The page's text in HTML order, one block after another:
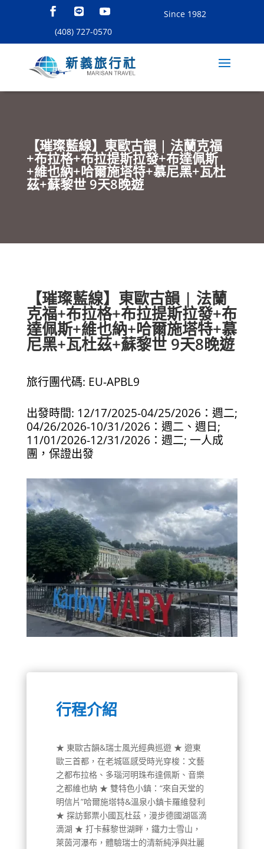
Since 1982
(408) 727-0570
【璀璨藍線】東歐古韻 | 法蘭克福
+布拉格+布拉提斯拉發+布達佩斯
+維也納+哈爾施塔特+慕尼黑+瓦杜
茲+蘇黎世 9天8晚遊
【璀璨藍線】東歐古韻 | 法蘭
克福+布拉格+布拉提斯拉發+布
達佩斯+維也納+哈爾施塔特+慕
尼黑+瓦杜茲+蘇黎世 9天8晚遊
旅行團代碼: EU-APBL9
出發時間: 12/17/2025-04/25/2026：週二;
04/26/2026-10/31/2026：週二、週日;
11/01/2026-12/31/2026：週二; 一人成
團，保證出發
行程介紹
★ 東歐古韻&瑞士風光經典巡遊 ★ 遊東
歐三首都，在老城區感受時光穿梭：文藝
之都布拉格、多瑙河明珠布達佩斯、音樂
之都維也納 ★ 雙特色小鎮：“來自天堂的
明信片”哈爾施塔特&溫泉小鎮卡羅維發利
★ 探訪郵票小國瓦杜茲，漫步德國湖區滴
滴湖 ★ 打卡蘇黎世湖畔，鐵力士雪山，
萊茵河瀑布，體驗瑞士的清新純淨與壯麗